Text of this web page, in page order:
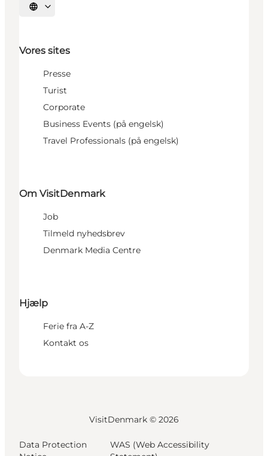
Vælg sprog
Vores sites
Presse
Turist
Corporate
Business Events (på engelsk)
Travel Professionals (på engelsk)
Om VisitDenmark
Job
Tilmeld nyhedsbrev
Denmark Media Centre
Hjælp
Ferie fra A-Z
Kontakt os
VisitDenmark © 2026
Data Protection
WAS (Web Accessibility